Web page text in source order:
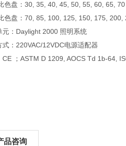
色盘：30, 35, 40, 45, 50, 55, 60, 65, 70
色盘：70, 85, 100, 125, 150, 175, 200,
元：Daylight 2000 照明系统
式：220VAC/12VDC电源适配器
CE ；ASTM D 1209, AOCS Td 1b-64,
品咨询